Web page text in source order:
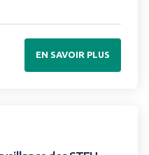
EN SAVOIR PLUS